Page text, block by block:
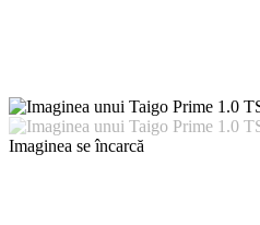
Imaginea se încarcă